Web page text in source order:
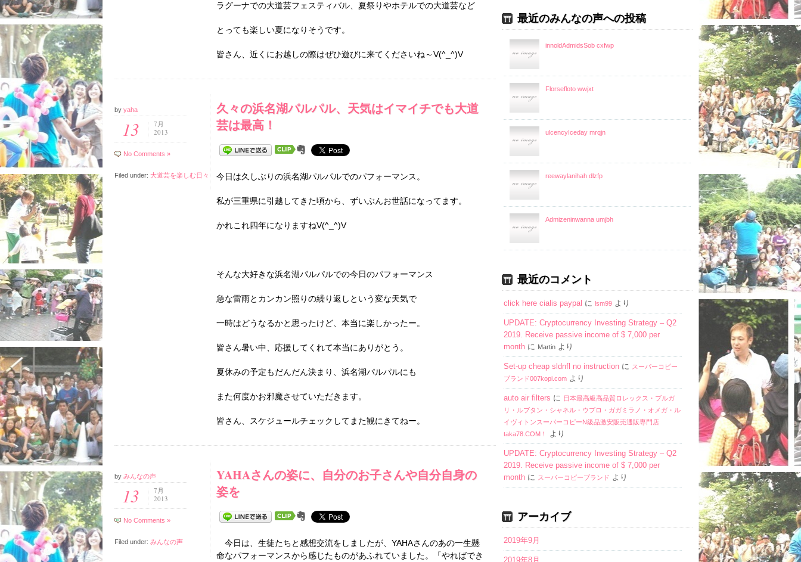
ラグーナでの大道芸フェスティバル、夏祭りやホテルでの大道芸など
とっても楽しい夏になりそうです。
皆さん、近くにお越しの際はぜひ遊びに来てくださいね～V(^_^)V
by yaha
13
7月
2013
No Comments »
Filed under: 大道芸を楽しむ日々
久々の浜名湖パルパル、天気はイマイチでも大道
芸は最高！
今日は久しぶりの浜名湖パルパルでのパフォーマンス。
私が三重県に引越してきた頃から、ずいぶんお世話になってます。
かれこれ四年になりますねV(^_^)V
そんな大好きな浜名湖パルパルでの今日のパフォーマンス
急な雷雨とカンカン照りの繰り返しという変な天気で
一時はどうなるかと思ったけど、本当に楽しかったー。
皆さん暑い中、応援してくれて本当にありがとう。
夏休みの予定もだんだん決まり、浜名湖パルパルにも
また何度かお邪魔させていただきます。
皆さん、スケジュールチェックしてまた観にきてねー。
by みんなの声
13
7月
2013
No Comments »
Filed under: みんなの声
YAHAさんの姿に、自分のお子さんや自分自身の
姿を
今日は、生徒たちと感想交流をしましたが、YAHAさんのあの一生懸
命なパフォーマンスから感じたものがあふれていました。「やればでき
最近のみんなの声への投稿
innoldAdmidsSob cxfwp
Florsefloto wwjxt
ulcencyIceday mrqjn
reewaylanihah dlzfp
Admizeninwanna umjbh
最近のコメント
click here cialis paypal にlsm99 より
UPDATE: Cryptocurrency Investing Strategy – Q2
2019. Receive passive income of $ 7,000 per
month に Martin より
Set-up cheap sldnfl no instruction に スーパーコピー
ブランド007kopi.com より
auto air filters に 日本最高級高品質ロレックス・ブルガ
リ・ルブタン・シャネル・ウブロ・ガガミラノ・オメガ・ル
イヴィトンスーパーコピーN級品激安販売通販専門店
taka78.COM！
より
UPDATE: Cryptocurrency Investing Strategy – Q2
2019. Receive passive income of $ 7,000 per
month に スーパーコピーブランド より
アーカイブ
2019年9月
2019年8月